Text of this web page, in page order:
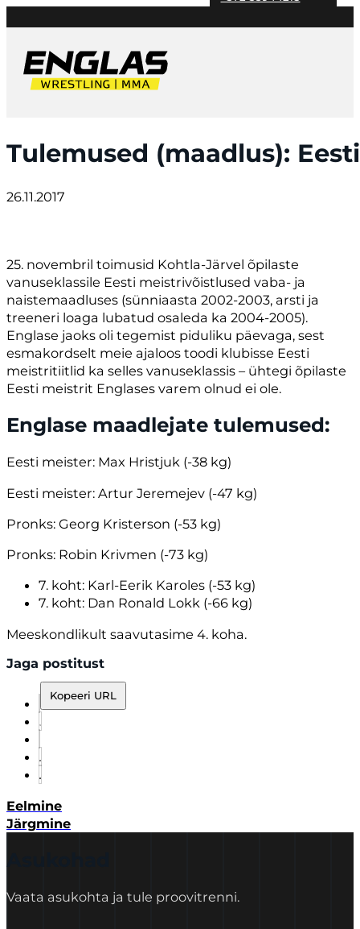
Tulemused (maadlus):
26.11.2017
25. novembril toimusid Kohtla-Järvel õpilaste
vanuseklassile Eesti meistrivõistlused vaba- ja
naistemaadluses (sünniaasta 2002-2003, arsti ja
treeneri loaga lubatud osaleda ka 2004-2005).
Englase jaoks oli tegemist piduliku päevaga, sest
esmakordselt meie ajaloos toodi klubisse Eesti
meistritiitlid ka selles vanuseklassis – ühtegi õpilaste
Eesti meistrit Englases varem olnud ei ole.
Englase maadlejate tulemused:
Eesti meister: Max Hristjuk (-38 kg)
Eesti meister: Artur Jeremejev (-47 kg)
Pronks: Georg Kristerson (-53 kg)
Pronks: Robin Krivmen (-73 kg)
7. koht: Karl-Eerik Karoles (-53 kg)
7. koht: Dan Ronald Lokk (-66 kg)
Meeskondlikult saavutasime 4. koha.
Jaga postitust
Kopeeri URL
Eelmine
Järgmine
Vaata asukohta ja tule proovitrenni.